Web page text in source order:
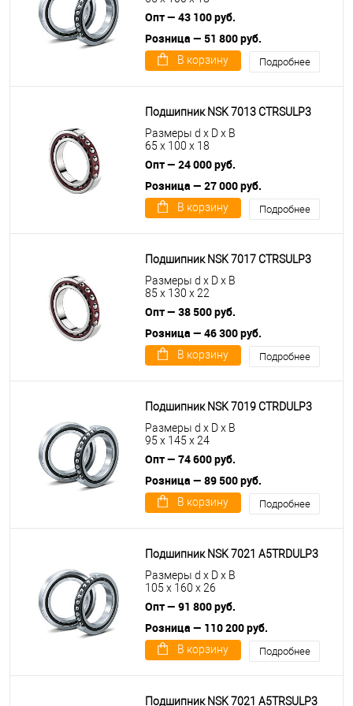
Опт — 43 100 руб.
Розница — 51 800 руб.
В корзину Подробнее
Подшипник NSK 7013 CTRSULP3
Размеры d x D x B
65 x 100 x 18
Опт — 24 000 руб.
Розница — 27 000 руб.
В корзину Подробнее
Подшипник NSK 7017 CTRSULP3
Размеры d x D x B
85 x 130 x 22
Опт — 38 500 руб.
Розница — 46 300 руб.
В корзину Подробнее
Подшипник NSK 7019 CTRDULP3
Размеры d x D x B
95 x 145 x 24
Опт — 74 600 руб.
Розница — 89 500 руб.
В корзину Подробнее
Подшипник NSK 7021 A5TRDULP3
Размеры d x D x B
105 x 160 x 26
Опт — 91 800 руб.
Розница — 110 200 руб.
В корзину Подробнее
Подшипник NSK 7021 A5TRSULP3